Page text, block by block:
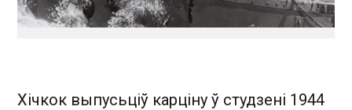
Хічкок выпусьціў карціну ў студзені 1944